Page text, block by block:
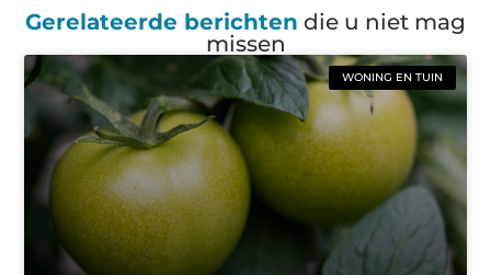
Gerelateerde berichten die u niet mag
missen
WONING EN TUIN